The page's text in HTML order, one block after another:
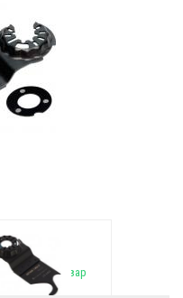
последний товар